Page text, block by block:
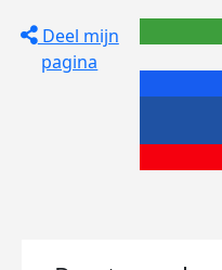
Deel mijn
pagina